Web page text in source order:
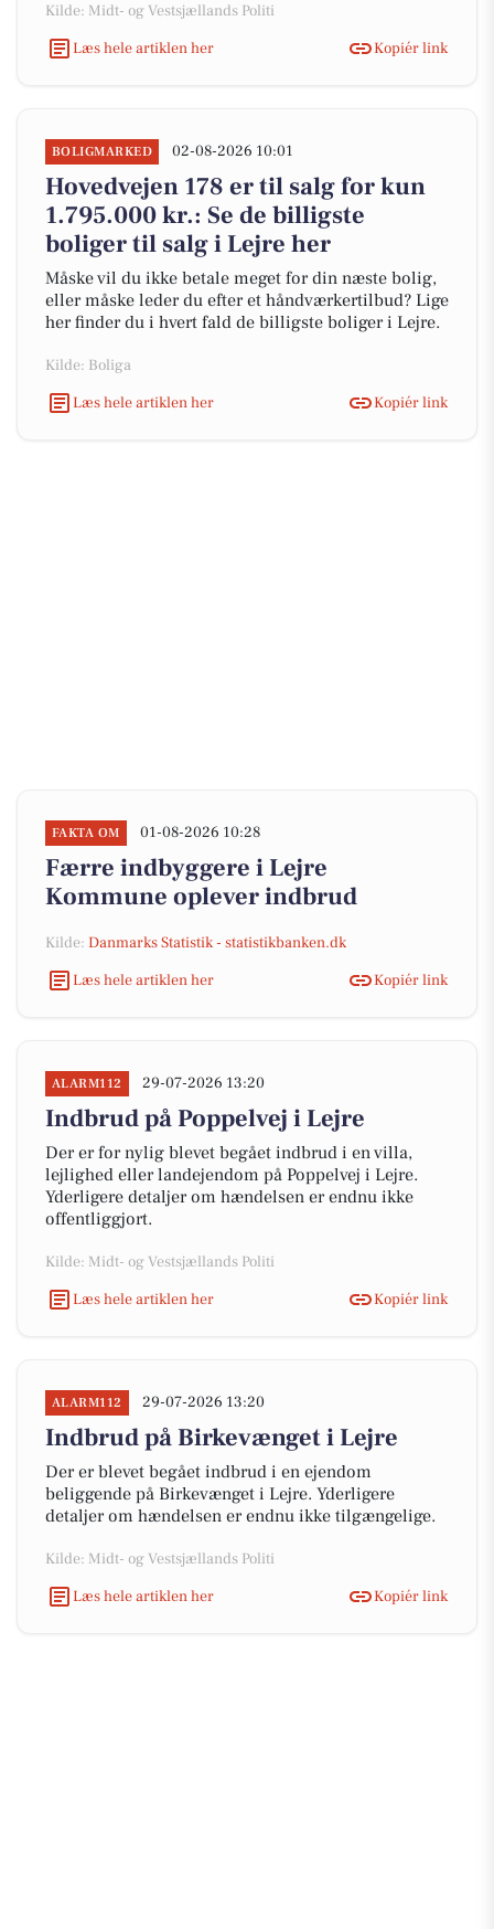
Kilde: Midt- og Vestsjællands Politi
Læs hele artiklen her
Kopiér link
BOLIGMARKED 02-08-2026 10:01
Hovedvejen 178 er til salg for kun
1.795.000 kr.: Se de billigste
boliger til salg i Lejre her
Måske vil du ikke betale meget for din næste bolig,
eller måske leder du efter et håndværkertilbud? Lige
her finder du i hvert fald de billigste boliger i Lejre.
Kilde: Boliga
Læs hele artiklen her
Kopiér link
FAKTA OM 01-08-2026 10:28
Færre indbyggere i Lejre
Kommune oplever indbrud
Kilde: Danmarks Statistik - statistikbanken.dk
Læs hele artiklen her
Kopiér link
ALARM112 29-07-2026 13:20
Indbrud på Poppelvej i Lejre
Der er for nylig blevet begået indbrud i en villa,
lejlighed eller landejendom på Poppelvej i Lejre.
Yderligere detaljer om hændelsen er endnu ikke
offentliggjort.
Kilde: Midt- og Vestsjællands Politi
Læs hele artiklen her
Kopiér link
ALARM112 29-07-2026 13:20
Indbrud på Birkevænget i Lejre
Der er blevet begået indbrud i en ejendom
beliggende på Birkevænget i Lejre. Yderligere
detaljer om hændelsen er endnu ikke tilgængelige.
Kilde: Midt- og Vestsjællands Politi
Læs hele artiklen her
Kopiér link